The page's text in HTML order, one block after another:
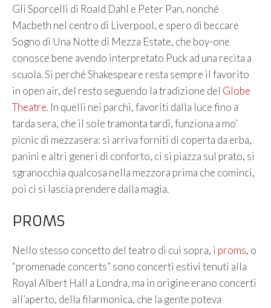
Gli Sporcelli di Roald Dahl e Peter Pan, nonché
Macbeth nel centro di Liverpool, e spero di beccare
Sogno di Una Notte di Mezza Estate, che boy-one
conosce bene avendo interpretato Puck ad una recita a
scuola. Si perché Shakespeare resta sempre il favorito
in open air, del resto seguendo la tradizione del Globe
Theatre. In quelli nei parchi, favoriti dalla luce fino a
tarda sera, che il sole tramonta tardi, funziona a mo’
picnic di mezzasera: si arriva forniti di coperta da erba,
panini e altri generi di conforto, ci si piazza sul prato, si
sgranocchia qualcosa nella mezzora prima che cominci,
poi ci si lascia prendere dalla magia.
PROMS
Nello stesso concetto del teatro di cui sopra, i proms, o
“promenade concerts” sono concerti estivi tenuti alla
Royal Albert Hall a Londra, ma in origine erano concerti
all’aperto, della filarmonica, che la gente poteva